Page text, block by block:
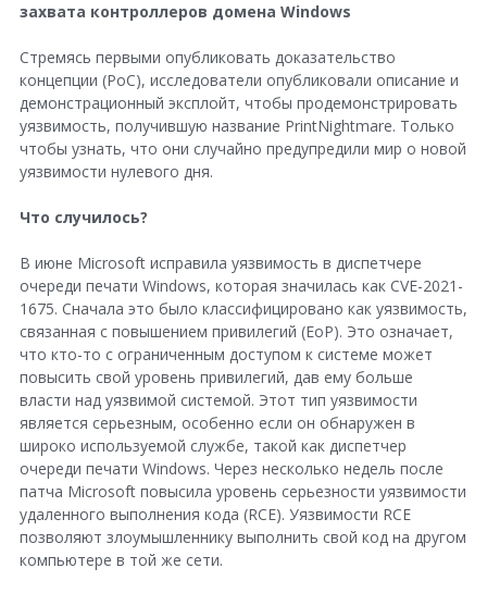
n
G
o
o
e
+
захвата контроллеров домена Windows
Стремясь первыми опубликовать доказательство
концепции (PoC), исследователи опубликовали описание и
демонстрационный эксплойт, чтобы продемонстрировать
уязвимость, получившую название PrintNightmare. Только
чтобы узнать, что они случайно предупредили мир о новой
уязвимости нулевого дня.
Что случилось?
В июне Microsoft исправила уязвимость в диспетчере
очереди печати Windows, которая значилась как CVE-2021-
1675. Сначала это было классифицировано как уязвимость,
связанная с повышением привилегий (EoP). Это означает,
что кто-то с ограниченным доступом к системе может
повысить свой уровень привилегий, дав ему больше
власти над уязвимой системой. Этот тип уязвимости
является серьезным, особенно если он обнаружен в
широко используемой службе, такой как диспетчер
очереди печати Windows. Через несколько недель после
патча Microsoft повысила уровень серьезности уязвимости
удаленного выполнения кода (RCE). Уязвимости RCE
позволяют злоумышленнику выполнить свой код на другом
компьютере в той же сети.